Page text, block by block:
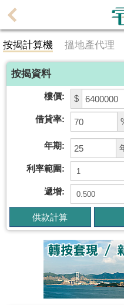
理
主
頁
按揭計算機 搵地產代理
按揭資料
樓價: $
借貸率:
年期:
利率範圍:
遞增: